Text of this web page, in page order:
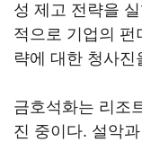
성 제고 전략을
적으로 기업의 펀
략에 대한 청사
금호석화는 리조
진 중이다. 설악